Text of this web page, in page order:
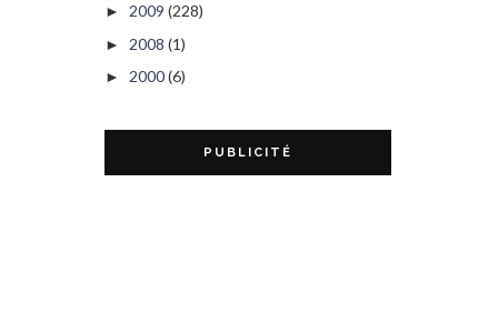
► 2009 (228)
► 2008 (1)
► 2000(6)
PUBLICITÉ